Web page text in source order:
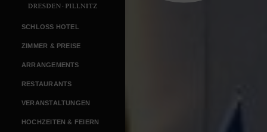
SCHLOSS HOTEL
ZIMMER & PREISE
ARRANGEMENTS
RESTAURANTS
VERANSTALTUNGEN
HOCHZEITEN & FEIERN